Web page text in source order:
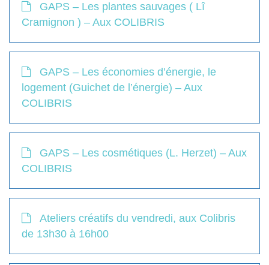
GAPS – Les plantes sauvages ( Lî
Cramignon ) – Aux COLIBRIS
GAPS – Les économies d’énergie, le
logement (Guichet de l’énergie) – Aux
COLIBRIS
GAPS – Les cosmétiques (L. Herzet) – Aux
COLIBRIS
Ateliers créatifs du vendredi, aux Colibris
de 13h30 à 16h00